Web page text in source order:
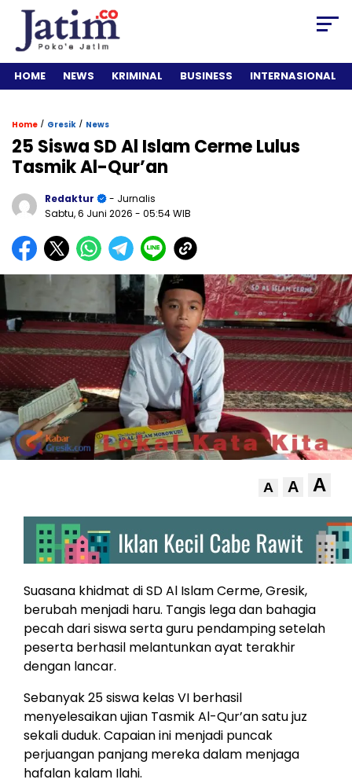
HOME NEWS KRIMINAL BUSINESS INTERNASIONAL
Home / Gresik / News
25 Siswa SD Al Islam Cerme Lulus
Tasmik Al-Qur’an
Redaktur
- Jurnalis
Sabtu, 6 Juni 2026 - 05:54 WIB
A A A
Suasana khidmat di SD Al Islam Cerme, Gresik,
berubah menjadi haru. Tangis lega dan bahagia
pecah dari siswa serta guru pendamping setelah
peserta berhasil melantunkan ayat terakhir
dengan lancar.
Sebanyak 25 siswa kelas VI berhasil
menyelesaikan ujian Tasmik Al-Qur’an satu juz
sekali duduk. Capaian ini menjadi puncak
perjuangan panjang mereka dalam menjaga
hafalan kalam Ilahi.